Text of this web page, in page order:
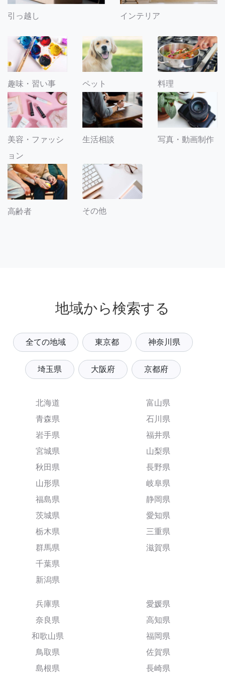
引っ越し インテリア
趣味・習い事 ペット 料理
美容・ファッシ
ョン
生活相談 写真・動画制作
高齢者 その他
地域から検索する
全ての地域 東京都 神奈川県
埼玉県 大阪府 京都府
北海道
青森県
岩手県
宮城県
秋田県
山形県
福島県
茨城県
栃木県
群馬県
千葉県
新潟県
富山県
石川県
福井県
山梨県
長野県
岐阜県
静岡県
愛知県
三重県
滋賀県
兵庫県
奈良県
和歌山県
鳥取県
島根県
愛媛県
高知県
福岡県
佐賀県
長崎県